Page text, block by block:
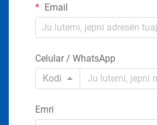
Email
Celular / WhatsApp
Kodi
Emri